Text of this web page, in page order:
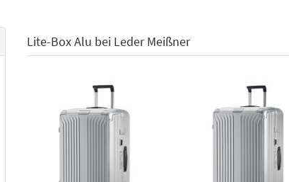
Lite-Box Alu bei Leder Meißner